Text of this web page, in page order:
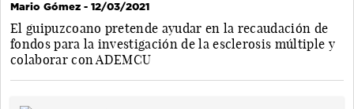
Mario Gómez - 12/03/2021
El guipuzcoano pretende ayudar en la recaudación de
fondos para la investigación de la esclerosis múltiple y
colaborar con ADEMCU